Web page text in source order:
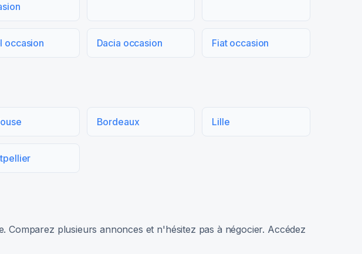
occasion Dacia occasion Fiat occasion
Bordeaux Lille
plusieurs annonces et n'hésitez pas à négocier. Accédez